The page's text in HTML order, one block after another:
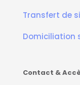
Transfert de
Domiciliation
Contact &